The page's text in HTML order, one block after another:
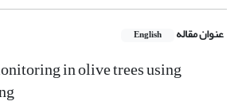
عنوان مقاله English
in olive trees using